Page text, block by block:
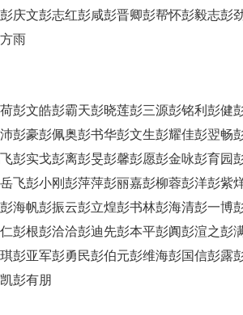
彭庆文彭志红彭咸彭晋卿彭帮怀彭毅志彭
雨
彭文皓彭霸天彭晓莲彭三源彭铭利 彭健
彭豪彭佩奥彭书华彭文生彭耀佳彭翌畅
彭实戈彭离彭旻彭馨彭愿彭金咏彭育园
飞彭小刚 彭萍萍彭丽嘉彭柳蓉彭洋彭紫
彭海帆彭振云彭立煌彭书林彭海清彭一博
彭根彭洽洽彭迪先彭本平彭阗彭渲之彭
彭亚军彭勇民彭伯元彭维海彭国信彭露
彭有朋